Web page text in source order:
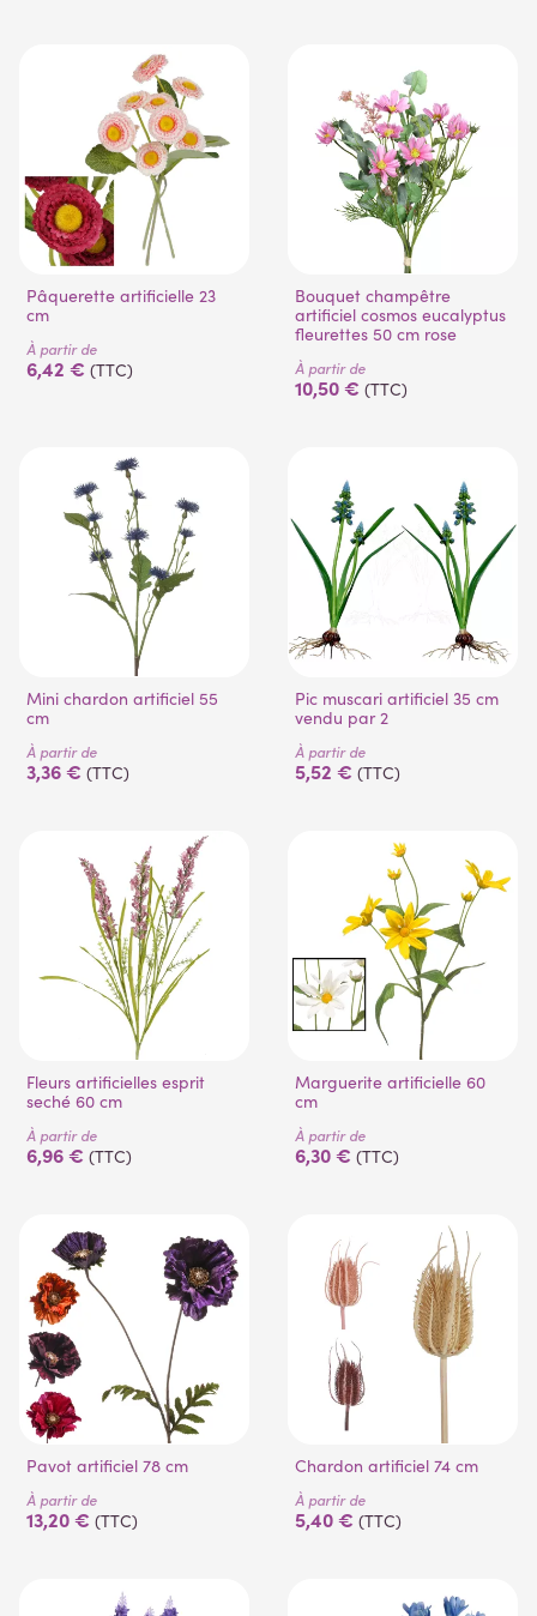
Pâquerette artificielle 23
cm
À partir de
6,42 € (TTC)
Bouquet champêtre
artificiel cosmos eucalyptus
fleurettes 50 cm rose
À partir de
10,50 € (TTC)
Mini chardon artificiel 55
cm
À partir de
3,36 € (TTC)
Pic muscari artificiel 35 cm
vendu par 2
À partir de
5,52 € (TTC)
Fleurs artificielles esprit
seché 60 cm
À partir de
6,96 € (TTC)
Marguerite artificielle 60
cm
À partir de
6,30 € (TTC)
Pavot artificiel 78 cm
À partir de
13,20 € (TTC)
Chardon artificiel 74 cm
À partir de
5,40 € (TTC)